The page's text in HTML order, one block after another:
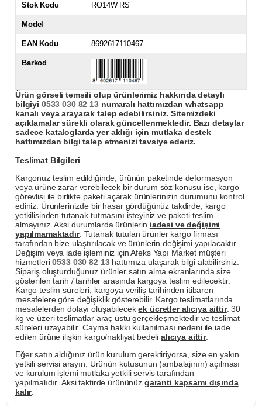
Stok Kodu RO14W RS
Model
EAN Kodu 8692617110467
Barkod
Ürün görseli temsili olup ürünlerimiz hakkında detaylı
bilgiyi 0533 030 82 13numaralı hattımızdan whatsapp
kanalı veya arayarak talep edebilirsiniz. Sitemizdeki
açıklamalar sürekli olarak güncellenmektedir. Bazı detaylar
sadece kataloglarda yer aldığı için mutlaka destek
hattımızdan bilgi talep etmenizi tavsiye ederiz.
Teslimat Bilgileri
Kargonuz teslim edildiğinde, ürünün paketinde deformasyon
veya ürüne zarar verebilecek bir durum söz konusu ise, kargo
görevlisi ile birlikte paketi açarak ürünlerinizin durumunu kontrol
ediniz. Ürünlerinizde bir hasar gördüğünüz takdirde, kargo
yetkilisinden tutanak tutmasını isteyiniz ve paketi teslim
almayınız. Aksi durumlarda ürünlerin iadesi ve değişimi
yapılmamaktadır. Tutanak tutulan ürünler kargo firması
tarafından bize ulaştırılacak ve ürünlerin değişimi yapılacaktır.
Değişim veya iade işleminiz için Afeks Yapı Market müşteri
hizmetleri0533 030 82 13hattımıza ulaşarak bilgi alabilirsiniz.
Sipariş oluşturduğunuz ürünler satın alma ekranlarında size
gösterilen tarih / tarihler arasında kargoya teslim edilecektir.
Kargo teslim süreleri, kargoya veriliş tarihinden itibaren
mesafelere göre değişiklik gösterebilir. Kargo teslimatlarında
mesafelerden dolayı oluşabilecekek ücretler alıcıya aittir. 30
kg ve üzeri teslimatlar araç üstü gerçekleşmektedir ve teslimat
süreleri uzayabilir. Cayma hakkı kullanılması nedeni ile iade
edilen ürüne ilişkin kargo/nakliyat bedeli alıcıya aittir.
Eğer satın aldığınız ürün kurulum gerektiriyorsa, size en yakın
yetkili servisi arayın. Ürünün kutusunun (ambalajının) açılması
ve kurulum işlemi mutlaka yetkili servis tarafından
yapılmalıdır. Aksi taktirde ürününüz garanti kapsamı dışında
kalır.